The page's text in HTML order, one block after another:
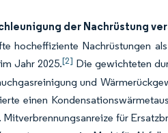
der Nachrüstung
hocheffiziente Nachrüstungen
Jahr 2025.[2] Die gewichteten
und
einen
für